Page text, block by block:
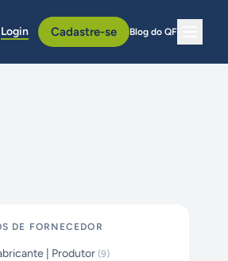
Login Cadastre-se Blog do QF
DE FORNECEDOR
| Produtor (9)